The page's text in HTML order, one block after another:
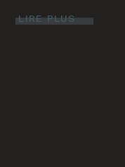
LIRE PLUS